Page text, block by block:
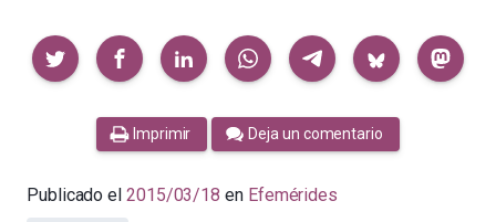
Compartir
Imprimir Deja un comentario
Publicado el 2015/03/18 en Efemérides